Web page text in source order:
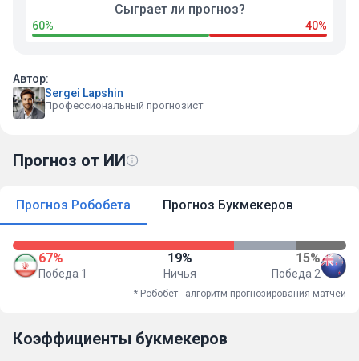
60%
Сыграет ли прогноз?
40%
Автор:
Sergei Lapshin
Профессиональный прогнозист
Прогноз от ИИ
Прогноз Робобета Прогноз Букмекеров
67%
Победа 1
19%
Ничья
15%
Победа 2
* Робобет - алгоритм прогнозирования матчей
Коэффициенты букмекеров